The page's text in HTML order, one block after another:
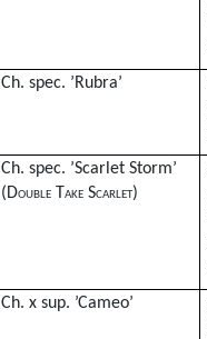
Ch. spec. ’Rubra’
Ch. spec. ’Scarlet Storm’
(Double Take Scarlet)
Ch. x sup. ’Cameo’